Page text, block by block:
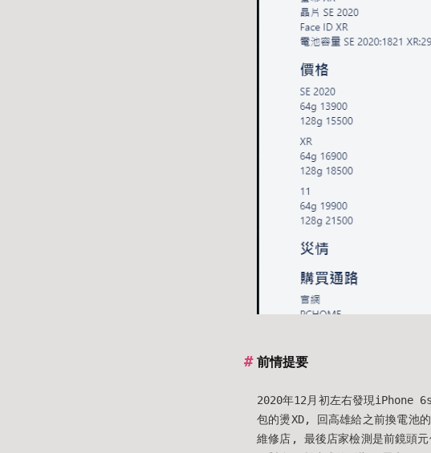
前情提要
2020年12月初左右發現iPhone
包的燙XD, 回高雄給之前換電池
維修店, 最後店家檢測是前鏡頭